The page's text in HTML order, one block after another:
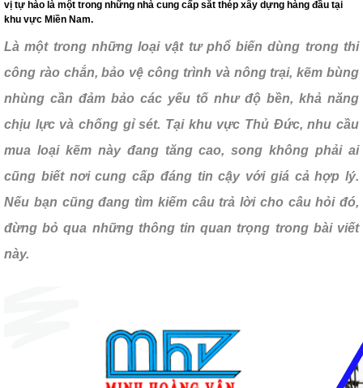
vị tự hào là một trong những nhà cung cấp sắt thép xây dựng hàng đầu tại
khu vực Miền Nam.
Là một trong những loại vật tư phổ biến dùng trong thi
công rào chắn, bảo vệ công trình và nông trại, kẽm bùng
nhùng cần đảm bảo các yếu tố như độ bền, khả năng
chịu lực và chống gỉ sét. Tại khu vực Thủ Đức, nhu cầu
mua loại kẽm này đang tăng cao, song không phải ai
cũng biết nơi cung cấp đáng tin cậy với giá cả hợp lý.
Nếu bạn cũng đang tìm kiếm câu trả lời cho câu hỏi đó,
đừng bỏ qua những thông tin quan trọng trong bài viết
này.